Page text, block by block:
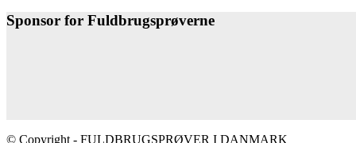
Sponsor for Fuldbrugsprøverne
© Copyright - FULDBRUGSPRØVER I DANMARK